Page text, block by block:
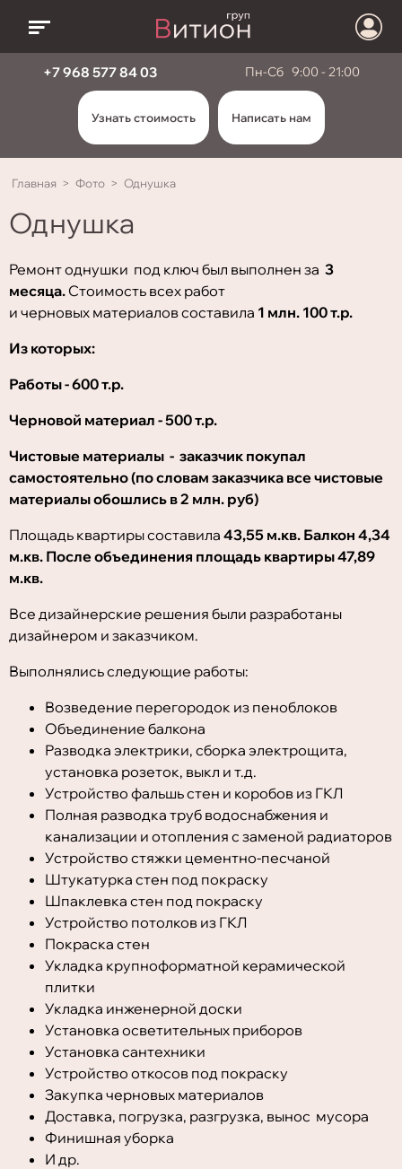
+7 968 577 84 03 Пн-Сб 9:00 - 21:00
Узнать стоимость Написать нам
Главная > Фото > Однушка
Однушка
Ремонт однушки под ключ был выполнен за 3
месяца.Стоимость всех работ
и черновых материалов составила 1 млн. 100 т.р.
Из которых:
Работы - 600 т.р.
Черновой материал - 500 т.р.
Чистовые материалы - заказчик покупал
самостоятельно (по словам заказчика все чистовые
материалы обошлись в 2 млн. руб)
Площадь квартиры составила 43,55 м.кв. Балкон 4,34
м.кв. После объединения площадь квартиры 47,89
м.кв.
Все дизайнерские решения были разработаны
дизайнером и заказчиком.
Выполнялись следующие работы:
Возведение перегородок из пеноблоков
Объединение балкона
Разводка электрики, сборка электрощита,
установка розеток, выкл и т.д.
Устройство фальшь стен и коробов из ГКЛ
Полная разводка труб водоснабжения и
канализации и отопления с заменой радиаторов
Устройство стяжки цементно-песчаной
Штукатурка стен под покраску
Шпаклевка стен под покраску
Устройство потолков из ГКЛ
Покраска стен
Укладка крупноформатной керамической
плитки
Укладка инженерной доски
Установка осветительных приборов
Установка сантехники
Устройство откосов под покраску
Закупка черновых материалов
Доставка, погрузка, разгрузка, вынос мусора
Финишная уборка
И др.